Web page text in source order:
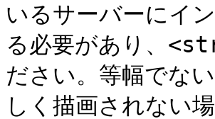
いるサーバーにイ
る必要があり、
ださい。等幅でな
しく描画されな